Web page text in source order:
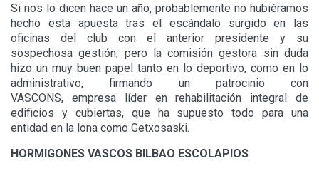
Si nos lo dicen hace un año, probablemente no hubiéramos
hecho esta apuesta tras el escándalo surgido en las
oficinas del club con el anterior presidente y su
sospechosa gestión, pero la comisión gestora sin duda
hizo un muy buen papel tanto en lo deportivo, como en lo
administrativo, firmando un patrocinio con
VASCONS, empresa líder en rehabilitación integral de
edificios y cubiertas, que ha supuesto todo para una
entidad en la lona como Getxosaski.
HORMIGONES VASCOS BILBAO ESCOLAPIOS